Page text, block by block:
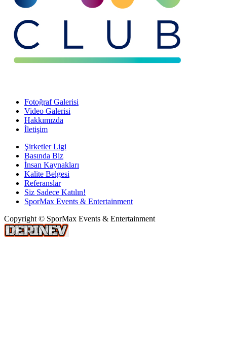
Fotoğraf Galerisi
Video Galerisi
Hakkımızda
İletişim
Şirketler Ligi
Basında Biz
İnsan Kaynakları
Kalite Belgesi
Referanslar
Siz Sadece Katılın!
SporMax Events & Entertainment
Copyright © SporMax Events & Entertainment